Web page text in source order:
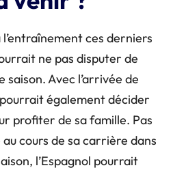
l’entraînement ces derniers
ne pas disputer de
Avec l’arrivée de
également décider
profiter de sa famille. Pas
cours de sa carrière dans
l’Espagnol pourrait